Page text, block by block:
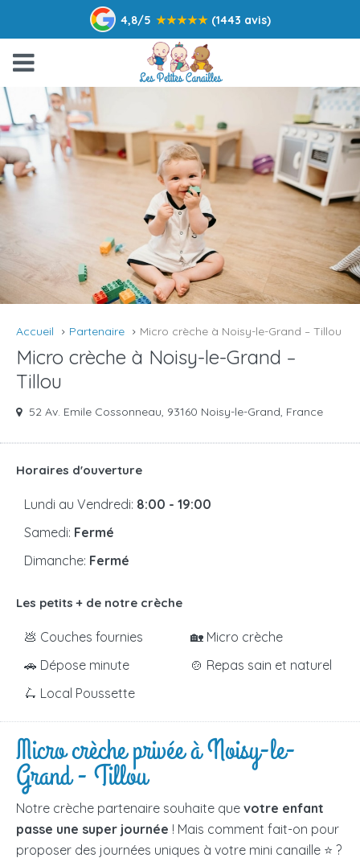
4,8/5 ★★★★★ (1443 avis)
Accueil Partenaire Micro crèche à Noisy-le-Grand – Tillou
Micro crèche à Noisy-le-Grand –
Tillou
52 Av. Emile Cossonneau, 93160 Noisy-le-Grand, France
Horaires d'ouverture
Lundi au Vendredi: 8:00 - 19:00
Samedi: Fermé
Dimanche: Fermé
Les petits + de notre crèche
💩 Couches fournies
🚗 Dépose minute
🛴 Local Poussette
🏡 Micro crèche
🍲 Repas sain et naturel
Micro crèche privée à Noisy-le-
Grand - Tillou
Notre crèche partenaire souhaite que votre enfant
passe une super journée ! Mais comment fait-on pour
proposer des journées uniques à votre mini canaille ⭐ ?